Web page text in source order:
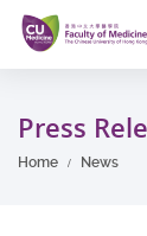
Skip
main
content
Press
Home News